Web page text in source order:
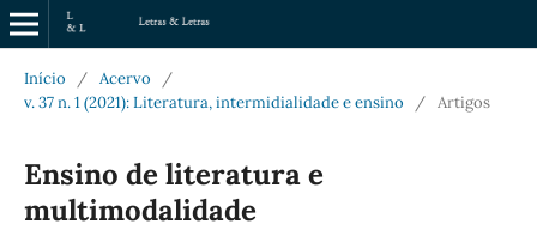
Início / Acervo
/
v. 37 n. 1 (2021): Literatura, intermidialidade e ensino
/ Artigos
Ensino de literatura e
multimodalidade